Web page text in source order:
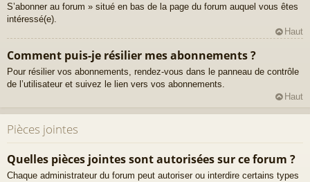
S’abonner au forum » situé en bas de la page du forum auquel vous êtes
intéressé(e).
Haut
Comment puis-je résilier mes abonnements ?
Pour résilier vos abonnements, rendez-vous dans le panneau de contrôle
de l’utilisateur et suivez le lien vers vos abonnements.
Haut
Pièces jointes
Quelles pièces jointes sont autorisées sur ce forum ?
Chaque administrateur du forum peut autoriser ou interdire certains types